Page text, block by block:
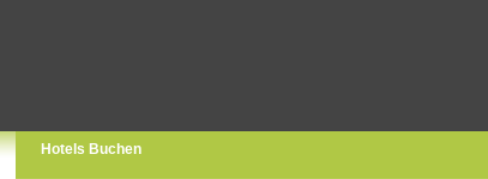
Hotels Buchen